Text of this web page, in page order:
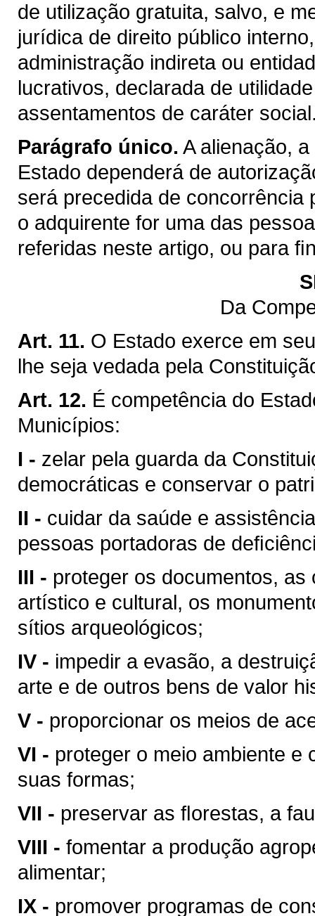
de utilização gratuita, salvo, e
jurídica de direito público
administração indireta ou
lucrativos, declarada de
assentamentos de caráter
Parágrafo único. A alienação,
Estado dependerá de
será precedida de concorrência
o adquirente for uma das
referidas neste artigo, ou para
Da
Art. 11. O Estado exerce em
lhe seja vedada pela
Art. 12. É competência do
Municípios:
I - zelar pela guarda da
democráticas e conservar o
II - cuidar da saúde e
pessoas portadoras de
III - proteger os documentos,
artístico e cultural, os
sítios arqueológicos;
IV - impedir a evasão, a
arte e de outros bens de valor
V - proporcionar os meios de
VI - proteger o meio ambiente e
suas formas;
VII - preservar as ﬂorestas, a
VIII - fomentar a produção
alimentar;
IX - promover programas de